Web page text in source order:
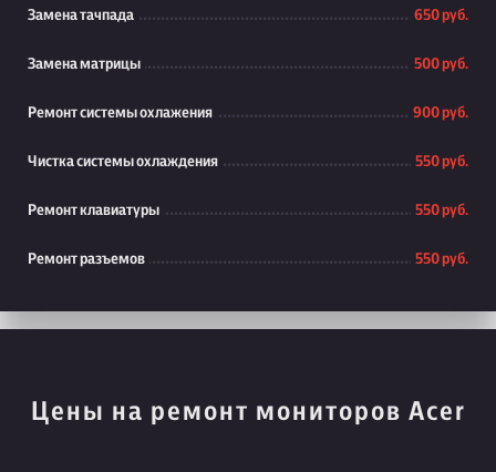
Замена тачпада 650 руб.
Замена матрицы 500 руб.
Ремонт системы охлажения 900 руб.
Чистка системы охлаждения 550 руб.
Ремонт клавиатуры 550 руб.
Ремонт разъемов 550 руб.
Цены на ремонт мониторов Acer